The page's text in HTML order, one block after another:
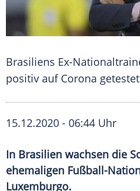
Brasiliens Ex-
positiv auf Corona getestet
15.12.2020 - 06:44 Uhr
In Brasilien wachsen die
ehemaligen Fußball-
Luxemburgo.